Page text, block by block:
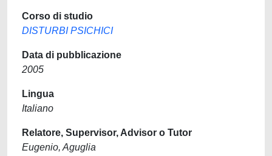
Corso di studio
DISTURBI PSICHICI
Data di pubblicazione
2005
Lingua
Italiano
Relatore, Supervisor, Advisor o Tutor
Eugenio, Aguglia